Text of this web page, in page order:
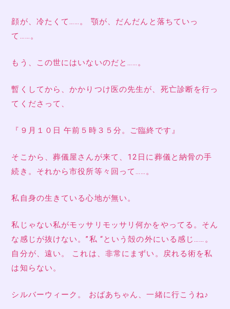
顔が、冷たくて……。 顎が、だんだんと落ちていっ
て……。
もう、この世にはいないのだと……。
暫くしてから、かかりつけ医の先生が、死亡診断を行っ
てくださって、
『９月１０日 午前５時３５分。ご臨終です』
そこから、葬儀屋さんが来て、12日に葬儀と納骨の手
続き。それから市役所等々回って……。
私自身の生きている心地が無い。
私じゃない私がモッサリモッサリ何かをやってる。そん
な感じが抜けない。”私 “という殻の外にいる感じ……。
自分が、遠い。 これは、非常にまずい。戻れる術を私
は知らない。
シルバーウィーク。 おばあちゃん、一緒に行こうね♪